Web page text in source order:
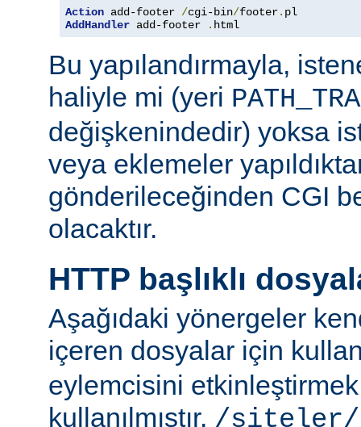
Action add-footer /cgi-bin/footer.
AddHandler add-footer . html
Bu yapılandırmayla,
haliyle mi (yeri
değişkenindedir) yoksa
veya eklemeler
gönderileceğinden CGI
olacaktır.
HTTP başlıklı
Aşağıdaki yönergeler
içeren dosyalar için
eylemcisini
kullanılmıştır. /siteler/